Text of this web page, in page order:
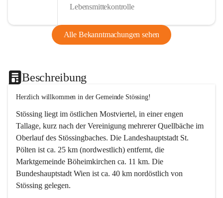
Lebensmittekontrolle
Alle Bekanntmachungen sehen
Beschreibung
Herzlich willkommen in der Gemeinde Stössing!
Stössing liegt im östlichen Mostviertel, in einer engen
Tallage, kurz nach der Vereinigung mehrerer Quellbäche im
Oberlauf des Stössingbaches. Die Landeshauptstadt St.
Pölten ist ca. 25 km (nordwestlich) entfernt, die
Marktgemeinde Böheimkirchen ca. 11 km. Die
Bundeshauptstadt Wien ist ca. 40 km nordöstlich von
Stössing gelegen.